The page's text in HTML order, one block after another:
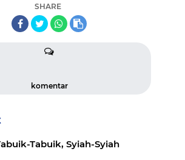
SHARE
komentar
Tabuik, Syiah-Syiah